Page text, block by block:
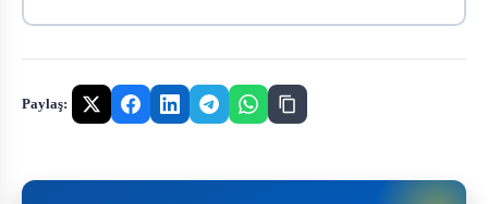
Paylaş: